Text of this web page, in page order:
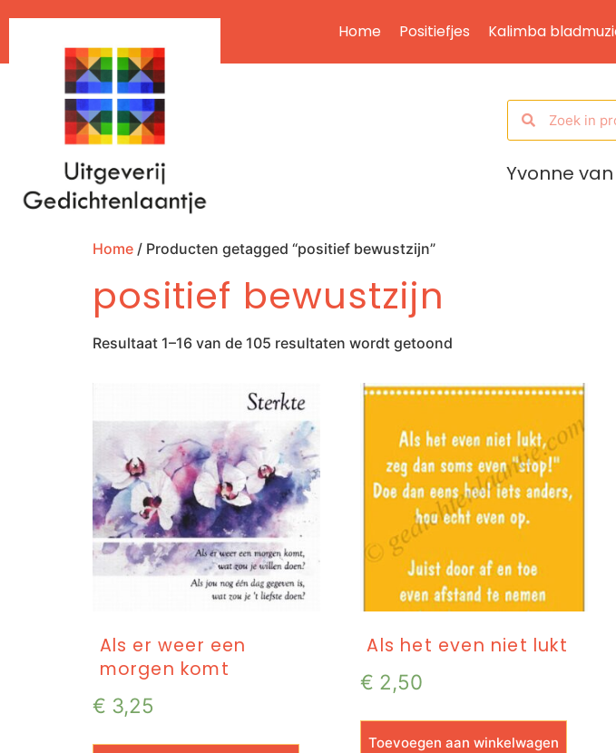
Home Positiefjes Kalimba
Yvonne
Home / Producten getagged “positief bewustzijn”
positief bewustzijn
Resultaat 1–16 van de 105 resultaten wordt getoond
Als er weer een
morgen komt
€ 3,25
Als het even niet lukt
€ 2,50
Toevoegen aan winkelwagen